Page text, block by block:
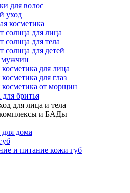
для волос
уход
косметика
солнца для лица
солнца для тела
солнца для детей
мужчин
для лица
для глаз
от морщин
для бритья
для лица и тела
и БАДы
для дома
и питание кожи губ